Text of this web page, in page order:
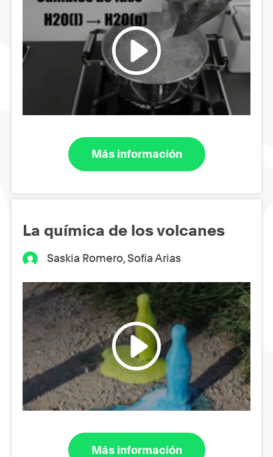
Más información
La química de los volcanes
Saskia Romero, Sofia Arias
Más información